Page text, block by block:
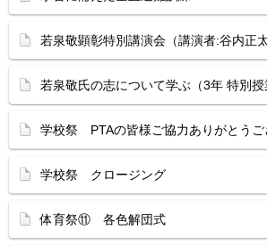
若泉敬顕彰特別講演会（講演者:谷内正太
若泉敬氏の志について学ぶ（3年 特別授
学校祭 PTAの皆様ご協力ありがとうご
学校祭 クロージング
体育祭⑪ 各色解団式